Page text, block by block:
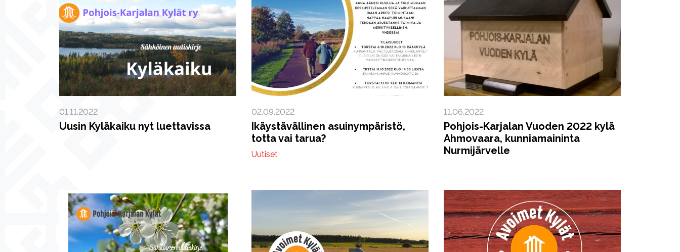
01.11.2022
Uusin Kyläkaiku nyt luettavissa
02.09.2022
Ikäystävällinen asuinympäristö,
totta vai tarua?
Uutiset
11.06.2022
Pohjois-Karjalan Vuoden 2022 kylä
Ahmovaara, kunniamaininta
Nurmijärvelle